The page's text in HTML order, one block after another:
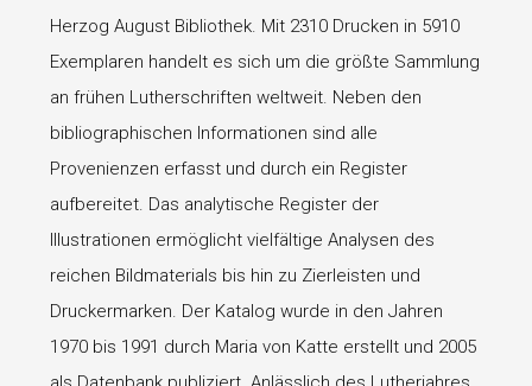
Herzog August Bibliothek. Mit 2310 Drucken in 5910
Exemplaren handelt es sich um die größte Sammlung
an frühen Lutherschriften weltweit. Neben den
bibliographischen Informationen sind alle
Provenienzen erfasst und durch ein Register
aufbereitet. Das analytische Register der
Illustrationen ermöglicht vielfältige Analysen des
reichen Bildmaterials bis hin zu Zierleisten und
Druckermarken. Der Katalog wurde in den Jahren
1970 bis 1991 durch Maria von Katte erstellt und 2005